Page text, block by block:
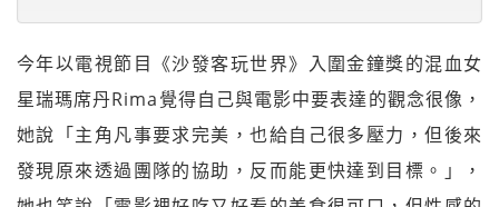
今年以電視節目《沙發客玩世界》入圍金鐘獎的混血女
星瑞瑪席丹Rima覺得自己與電影中要表達的觀念很像，
她說「主角凡事要求完美，也給自己很多壓力，但後來
發現原來透過團隊的協助，反而能更快達到目標。」，